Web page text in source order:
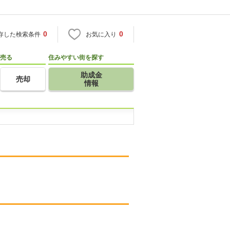
した検索条件 0 お気に入り 0
売る
売却
住みやすい街を探す
助成金
情報